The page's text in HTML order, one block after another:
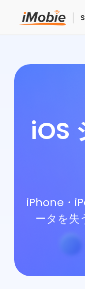
便利ツール
ダウンロー
言語選択
iOS
iPhone・
ータを失